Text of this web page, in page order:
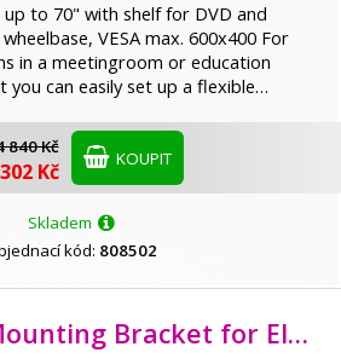
to 70" with shelf for DVD and
VESA max. 600x400 For
in a meetingroom or education
you can easily set up a flexible…
840 Kč
Kč KOUPIT
Skladem
kód: 808502
HP B300 PC Mounting Bracket for EliteDisplay E2x3